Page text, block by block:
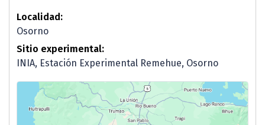
Localidad:
Osorno
Sitio experimental:
INIA, Estación Experimental Remehue, Osorno